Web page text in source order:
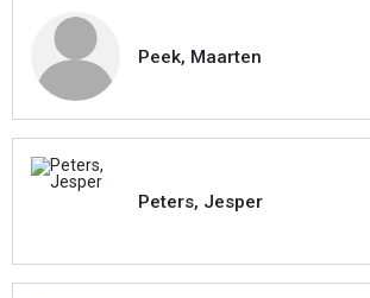
Peek, Maarten
Peters, Jesper